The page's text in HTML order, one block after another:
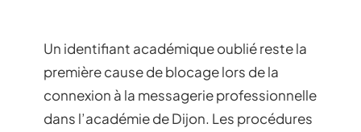
Un identifiant académique oublié reste la
première cause de blocage lors de la
connexion à la messagerie professionnelle
dans l’académie de Dijon. Les procédures